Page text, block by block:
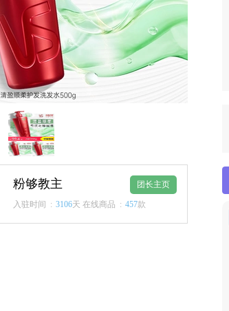
粉够教主 团长主页
入驻时间 : 3106天 在线商品 : 457款